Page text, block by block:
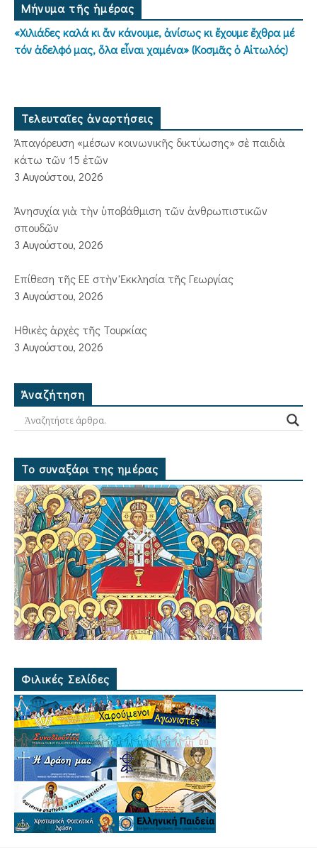
Μήνυμα τῆς ἡμέρας
«Χιλιάδες καλά κι ἄν κάνουμε, ἀνίσως κι ἔχουμε ἔχθρα μέ
τόν ἀδελφό μας, ὅλα εἶναι χαμένα» (Κοσμᾶς ὁ Αἰτωλός)
Τελευταῖες ἀναρτήσεις
Ἀπαγόρευση «μέσων κοινωνικῆς δικτύωσης» σὲ παιδιὰ
κάτω τῶν 15 ἐτῶν
3 Αυγούστου, 2026
Ἀνησυχία γιὰ τὴν ὑποβάθμιση τῶν ἀνθρωπιστικῶν
σπουδῶν
3 Αυγούστου, 2026
Ἐπίθεση τῆς ΕΕ στὴν Ἐκκλησία τῆς Γεωργίας
3 Αυγούστου, 2026
Ἠθικὲς ἀρχὲς τῆς Τουρκίας
3 Αυγούστου, 2026
Ἀναζήτηση
Το συναξάρι της ημέρας
Φιλικές Σελίδες